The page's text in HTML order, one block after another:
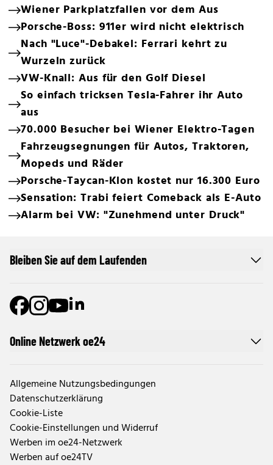
Wiener Parkplatzfallen vor dem Aus
Porsche-Boss: 911er wird nicht elektrisch
Nach "Luce"-Debakel: Ferrari kehrt zu
Wurzeln zurück
VW-Knall: Aus für den Golf Diesel
So einfach tricksen Tesla-Fahrer ihr Auto
aus
70.000 Besucher bei Wiener Elektro-Tagen
Fahrzeugsegnungen für Autos, Traktoren,
Mopeds und Räder
Porsche-Taycan-Klon kostet nur 16.300 Euro
Sensation: Trabi feiert Comeback als E-Auto
Alarm bei VW: "Zunehmend unter Druck"
Online Netzwerk oe24
Allgemeine Nutzungsbedingungen
Datenschutzerklärung
Cookie-Liste
Cookie-Einstellungen und Widerruf
Werben im oe24-Netzwerk
Werben auf oe24TV
Bleiben Sie auf dem Laufenden